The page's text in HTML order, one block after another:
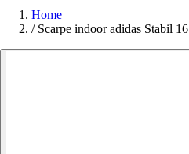
Home
/ Scarpe indoor adidas Stabil 16